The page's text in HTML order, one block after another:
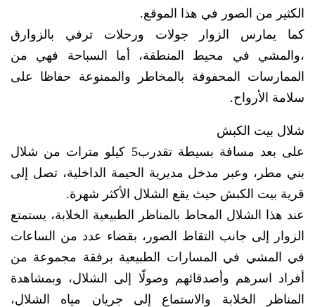
الكثير من الصور في هذا الموقع.
كما يمارس الزوار جولات ورحلات ترفي بالزوارق
،والمشي في محيط المنطقة، أما السباحة فهي من
الممارسات المحفوفة بالمخاطر والممنوعة حفاظا على
سلامة الأرواح.
شلال بيت الكبش
على بعد مسافة بسيطة تقدرب5 كيلو مترات من شلال
بني مطر، وعبر مدخل مديرية الحيمة الداخلية، تصل إلى
قرية بيت الكبش حيث يقع الشلال الأكثر شهرة.
عند هذا الشلال المحاط بالمناظر الطبيعية الخلابة، يستمتع
الزوار إلى جانب التقاط الصور، بقضاء عدد من الساعات
في المشي في المسارات الطبيعية برفقة مجموعة من
أفراد اسرهم وأصدقائهم وصولًا إلى الشلال، وبمشاهدة
المناظر الخلابة والاستماع إلى جريان مياه الشلال،